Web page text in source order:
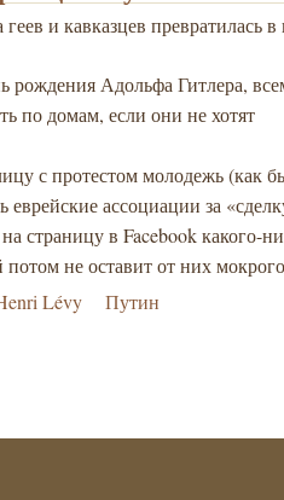
и кавказцев превратилась
рождения Адольфа Гитлера,
по домам, если они не хотят
с протестом молодежь (как
ассоциации за
страницу в Facebook какого-
не оставит от них
Lévy
Путин